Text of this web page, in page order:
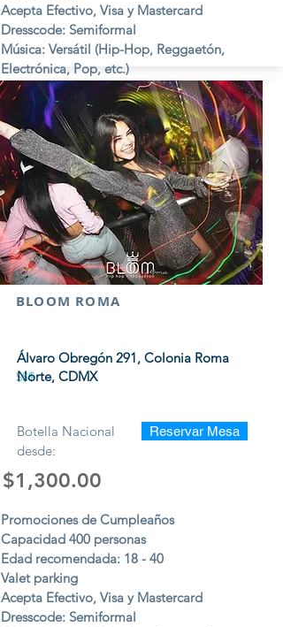
Acepta Efectivo, Visa y Mastercard
Dresscode: Semiformal
Música: Versátil (Hip-Hop, Reggaetón,
Electrónica, Pop, etc.)
Viernes y Sábados.
BLOOM ROMA
$$$
Álvaro Obregón 291, Colonia Roma
Norte, CDMX
Botella Nacional
desde:
Reservar Mesa
$1,300.00
Promociones de Cumpleaños
Capacidad 400 personas
Edad recomendada: 18 - 40
Valet parking
Acepta Efectivo, Visa y Mastercard
Dresscode: Semiformal